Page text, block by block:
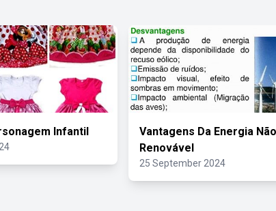
Infantil
Vantagens Da Energia Não
Renovável
25 September 2024